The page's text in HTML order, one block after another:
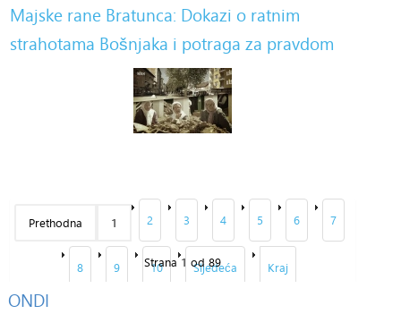
Majske rane Bratunca: Dokazi o ratnim
strahotama Bošnjaka i potraga za pravdom
Prethodna 1 2 3 4 5 6 7
8 9 10 Sljedeća Kraj
Strana 1 od 89
ONDI